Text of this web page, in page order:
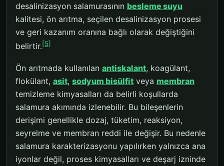
desalinizasyon salamurasının besleme suyu
kalitesi, ön arıtma, seçilen desalinizasyon prosesi
ve geri kazanım oranına bağlı olarak değiştiğini
belirtir.[5]
Ön arıtmada kullanılan antiskalant, koagülant,
flokülant, asit, sodyum bisülfit veya membran
temizleme kimyasalları da belirli koşullarda
salamura akımında izlenebilir. Bu bileşenlerin
derişimi genellikle dozaj, tüketim, reaksiyon,
seyrelme ve membran reddi ile değişir. Bu nedenle
salamura karakterizasyonu yapılırken yalnızca ana
iyonlar değil, proses kimyasalları ve deşarj izninde